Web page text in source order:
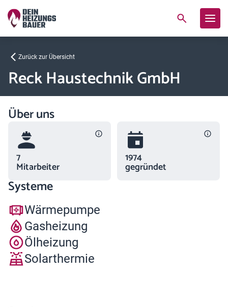
Zurück zur Übersicht
Reck Haustechnik GmbH
Über uns
7
Mitarbeiter
1974
gegründet
Systeme
Wärmepumpe
Gasheizung
Ölheizung
Solarthermie